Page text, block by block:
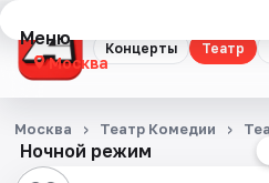
Концерты Театр
Меню
Москва
Концерты
Театр
Ночной режим
Москва Театр Комедии